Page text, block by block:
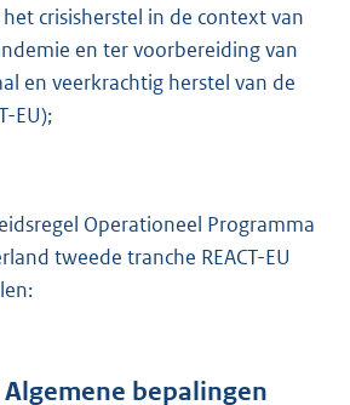
crisisherstel in de context van
en ter voorbereiding van
en veerkrachtig herstel van de
EU);
Operationeel Programma
tweede tranche REACT-EU
bepalingen